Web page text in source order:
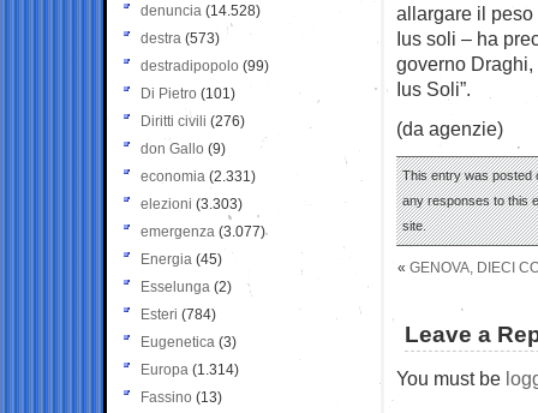
allargare il peso
Ius soli – ha
governo
Ius Soli”.
(da agenzie)
This entry was posted
any responses to this
site.
« GENOVA, DIECI
Leave a
You must be
denuncia (14.528)
destra (573)
destradipopolo (99)
Di Pietro (101)
Diritti civili (276)
don Gallo (9)
economia (2.331)
elezioni (3.303)
emergenza (3.077)
Energia (45)
Esselunga (2)
Esteri (784)
Eugenetica (3)
Europa (1.314)
Fassino (13)